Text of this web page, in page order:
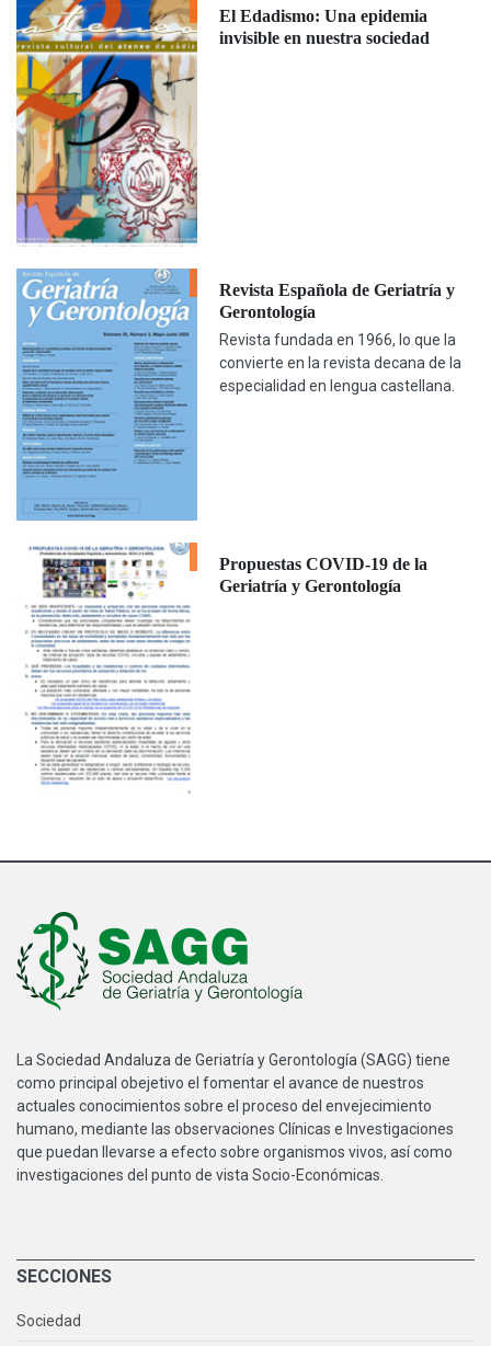
El Edadismo: Una epidemia
invisible en nuestra sociedad
Revista Española de Geriatría y
Gerontología
Revista fundada en 1966, lo que la
convierte en la revista decana de la
especialidad en lengua castellana.
Propuestas COVID-19 de la
Geriatría y Gerontología
La Sociedad Andaluza de Geriatría y Gerontología (SAGG) tiene
como principal obejetivo el fomentar el avance de nuestros
actuales conocimientos sobre el proceso del envejecimiento
humano, mediante las observaciones Clínicas e Investigaciones
que puedan llevarse a efecto sobre organismos vivos, así como
investigaciones del punto de vista Socio-Económicas.
SECCIONES
Sociedad